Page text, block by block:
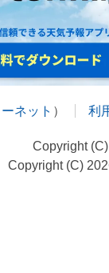
ネット ） 利
Copyright
Copyright (C)